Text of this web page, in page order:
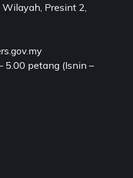
Wilayah, Presint 2,
5.00 petang (Isnin –